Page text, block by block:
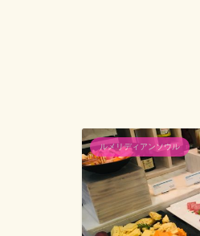
ルメリディアンソウル